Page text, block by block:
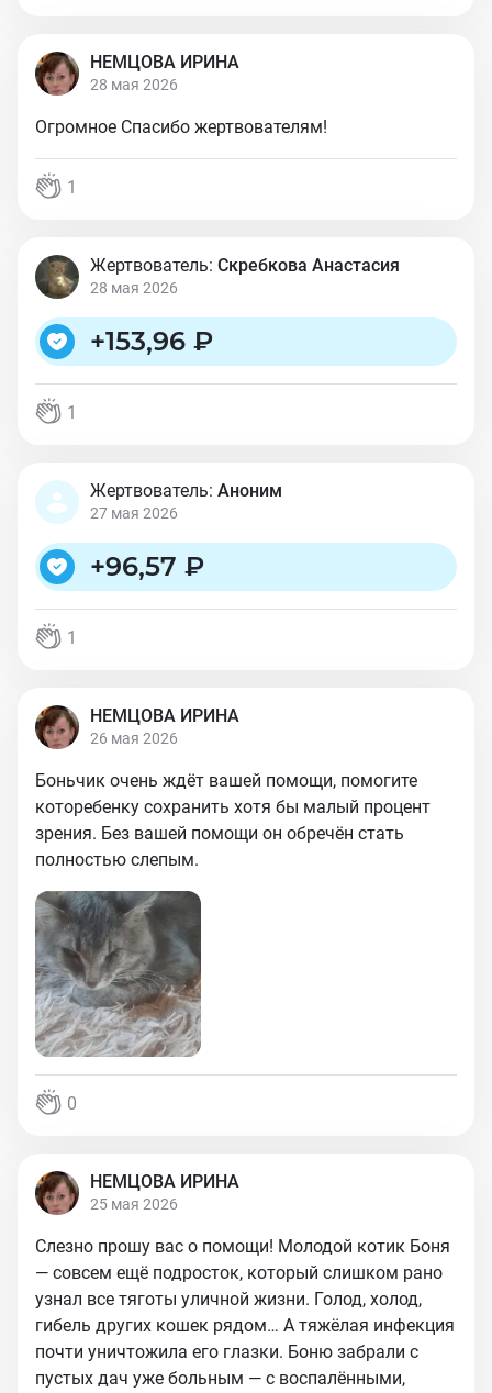
НЕМЦОВА ИРИНА
28 мая 2026
Огромное Спасибо жертвователям!
1
Жертвователь: Скребкова Анастасия
28 мая 2026
+153,96 ₽
1
Жертвователь: Аноним
27 мая 2026
+96,57 ₽
1
НЕМЦОВА ИРИНА
26 мая 2026
Боньчик очень ждёт вашей помощи, помогите
которебенку сохранить хотя бы малый процент
зрения. Без вашей помощи он обречён стать
полностью слепым.
0
НЕМЦОВА ИРИНА
25 мая 2026
Слезно прошу вас о помощи! Молодой котик Боня
— совсем ещё подросток, который слишком рано
узнал все тяготы уличной жизни. Голод, холод,
гибель других кошек рядом… А тяжёлая инфекция
почти уничтожила его глазки. Боню забрали с
пустых дач уже больным — с воспалёнными,